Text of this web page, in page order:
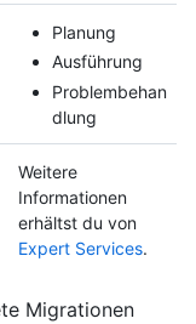
Planung
Ausführung
Problembehan
dlung
Weitere
Informationen
erhältst du von
Expert Services.
Migrationen